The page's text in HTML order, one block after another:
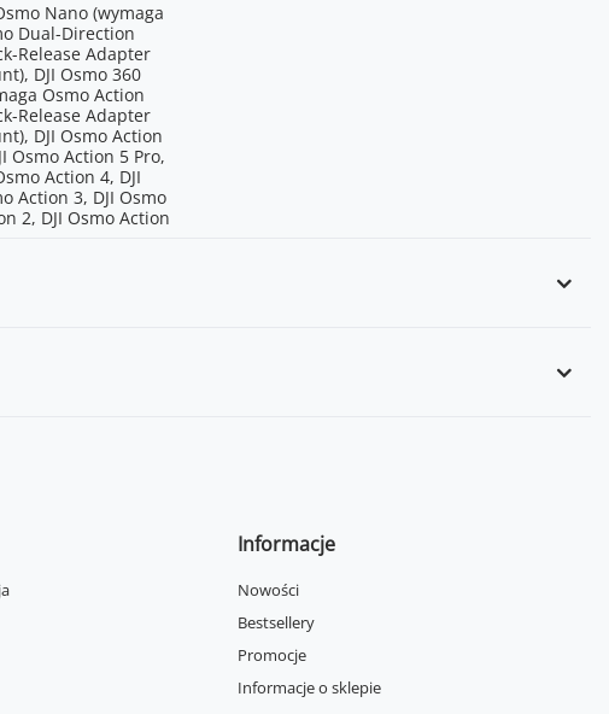
Nano (wymaga
Dual-Direction
Release Adapter
DJI Osmo 360
Osmo Action
Release Adapter
DJI Osmo Action
Osmo Action 5 Pro,
Action 4, DJI
Action 3, DJI Osmo
2, DJI Osmo Action
Informacje
Nowości
Bestsellery
Promocje
Informacje o sklepie